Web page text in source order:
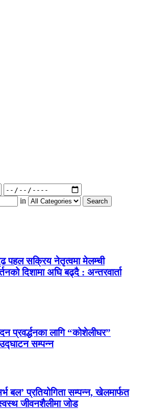
in
पहल सक्रिय नेतृत्वमा मेलम्ची
दिशामा अघि बढ्दै : अन्तरवार्ता
प्रवर्द्धनका लागि “कोशेलीघर”
सम्पन्न
बल’ प्रतियोगिता सम्पन्न, खेलमार्फत
जीवनशैलीमा जोड